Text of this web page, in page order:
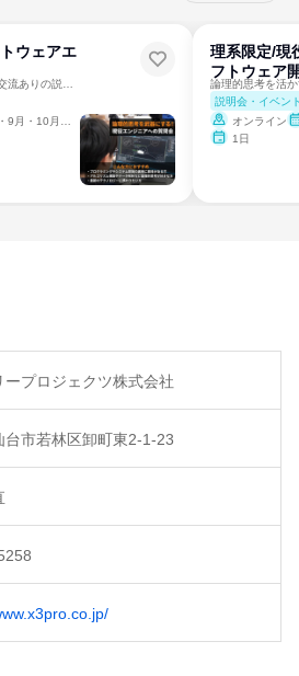
ウェアエ
月・11月・12月
理系限定/現
フトウェア
説明会・イベン
オンライン
1日
ープロジェクツ株式会社
台市若林区卸町東2-1-23